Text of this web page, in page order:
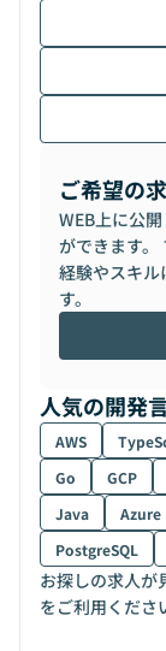
ご希望の
WEB上に公
ができます。
経験やスキル
す。
人気の開発
AWS
Go
GCP
Java
Azure
PostgreSQL
お探しの求人が
をご利用くださ